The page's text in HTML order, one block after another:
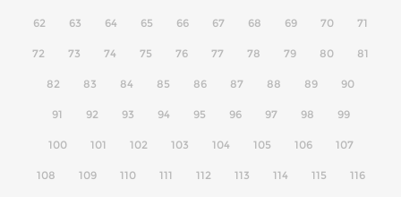
62 63 64 65 66 67 68 69 70 71
72 73 74 75 76 77 78 79 80 81
82 83 84 85 86 87 88 89 90
91 92 93 94 95 96 97 98 99
100 101 102 103 104 105 106 107
108 109 110 111 112 113 114 115 116